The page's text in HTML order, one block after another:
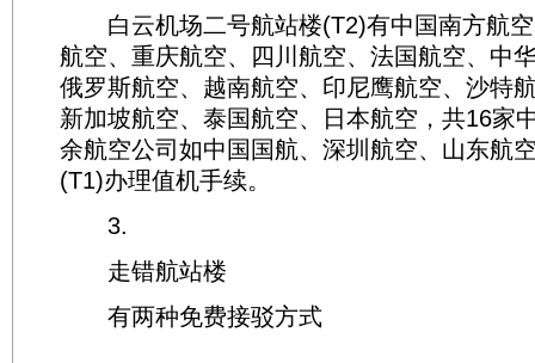
白云机场二号航站楼(T2)有中国南方航空
航空、重庆航空、四川航空、法国航空、中
俄罗斯航空、越南航空、印尼鹰航空、沙特
新加坡航空、泰国航空、日本航空，共16家
余航空公司如中国国航、深圳航空、山东航
(T1)办理值机手续。
3.
走错航站楼
有两种免费接驳方式